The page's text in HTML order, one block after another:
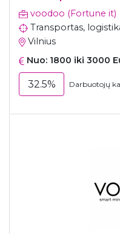
voodoo (Fortune it)
Transportas,
Vilnius
Nuo: 1800 iki 3000
32.5% Darbuotojų